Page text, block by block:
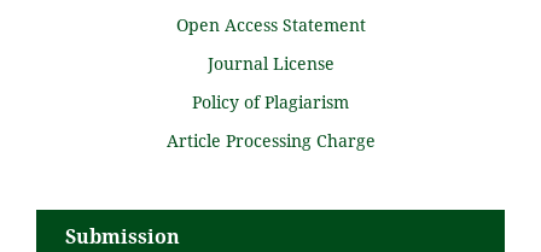
Open Access Statement
Journal License
Policy of Plagiarism
Article Processing Charge
Submission